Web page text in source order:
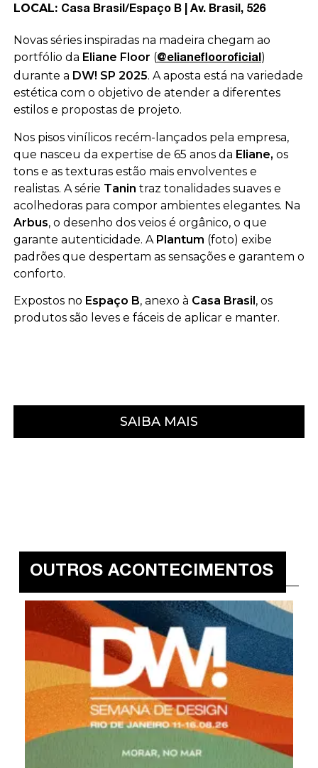
LOCAL: Casa Brasil/Espaço B | Av. Brasil, 526
Novas séries inspiradas na madeira chegam ao
portfólio da Eliane Floor (@elianeflooroficial)
durante a DW! SP 2025. A aposta está na variedade
estética com o objetivo de atender a diferentes
estilos e propostas de projeto.
Nos pisos vinílicos recém-lançados pela empresa,
que nasceu da expertise de 65 anos da Eliane, os
tons e as texturas estão mais envolventes e
realistas. A série Tanin traz tonalidades suaves e
acolhedoras para compor ambientes elegantes. Na
Arbus, o desenho dos veios é orgânico, o que
garante autenticidade. A Plantum (foto) exibe
padrões que despertam as sensações e garantem o
conforto.
Expostos no Espaço B, anexo à Casa Brasil , os
produtos são leves e fáceis de aplicar e manter.
SAIBA MAIS
OUTROS ACONTECIMENTOS